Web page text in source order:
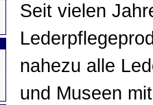
Seit vielen
nahezu alle
und Museen